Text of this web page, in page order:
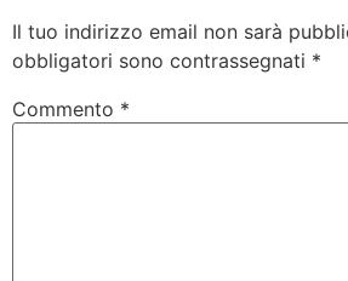
Il tuo indirizzo email non sarà
obbligatori sono contrassegnati *
Commento *